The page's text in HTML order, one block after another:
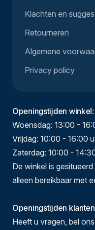
Klachten en
Retourneren
Algemene
Privacy policy
Openingstijden winkel:
Woensdag: 13:00 -
Vrijdag: 10:00 - 16:00
Zaterdag: 10:00 -
De winkel is
alleen bereikbaar met
Openingstijden
Heeft u vragen, bel